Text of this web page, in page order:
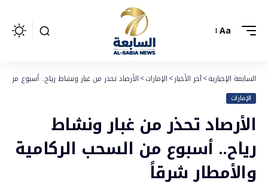
Aa
السابعة الإخبارية>آخر الأخبار>الإمارات>الأرصاد تحذر من غبار ونشاط رياح.. أسبوع من
الإمارات
الأرصاد تحذر من غبار ونشاط
رياح.. أسبوع من السحب الركامية
والأمطار شرقاً